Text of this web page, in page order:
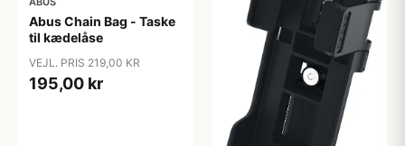
Abus Chain Bag - Taske
til kædelåse
VEJL. PRIS 219,00 KR
195,00 kr